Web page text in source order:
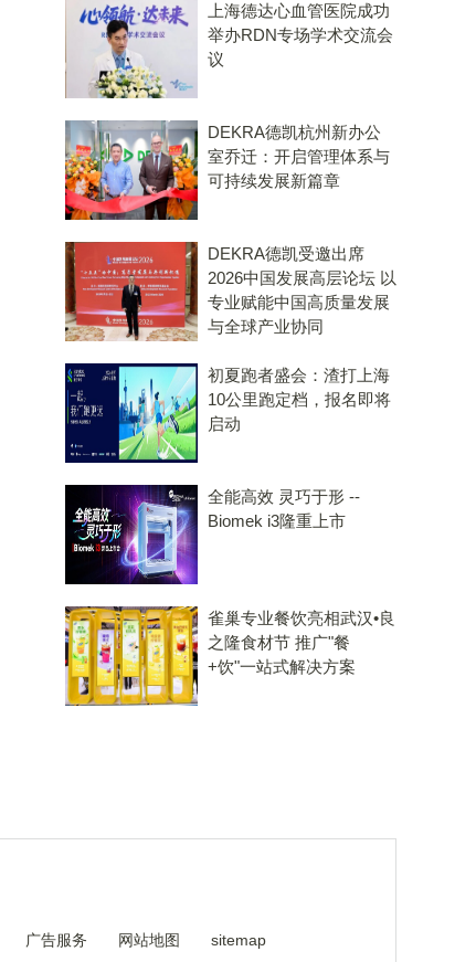
上海德达心血管医院成功
举办RDN专场学术交流会
议
DEKRA德凯杭州新办公
室乔迁：开启管理体系与
可持续发展新篇章
DEKRA德凯受邀出席
2026中国发展高层论坛 以
专业赋能中国高质量发展
与全球产业协同
初夏跑者盛会：渣打上海
10公里跑定档，报名即将
启动
全能高效 灵巧于形 --
Biomek i3隆重上市
雀巢专业餐饮亮相武汉•良
之隆食材节 推广"餐
+饮"一站式解决方案
广告服务 网站地图 sitemap